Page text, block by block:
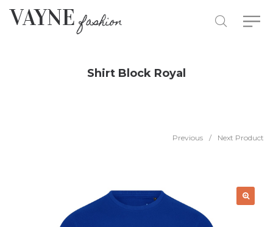
Shirt Block Royal
Previous / Next Product